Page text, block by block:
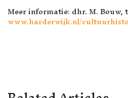
Meer informatie: dhr. M. Bouw,
www.harderwijk.nl/